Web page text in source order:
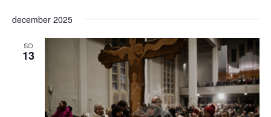
december 2025
SO
13